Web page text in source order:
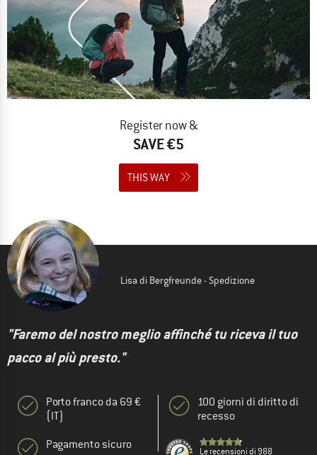
Register now &
SAVE €5
THIS WAY
Lisa di Bergfreunde - Spedizione
"Faremo del nostro meglio affinché tu riceva il tuo
pacco al più presto."
Porto franco da 69 €
(IT)
Pagamento sicuro
100 giorni di diritto di
recesso
Le recensioni di 988